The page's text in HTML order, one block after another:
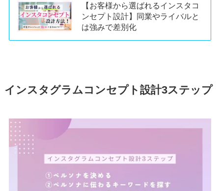
【お客様から選ばれるインスタコ
ンセプト設計】同業やライバルと
は強みで差別化
インスタグラムコンセプト設計3ステップ